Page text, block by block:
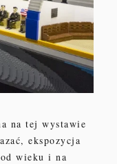
na tej wystawie
ekspozycja
wieku i na